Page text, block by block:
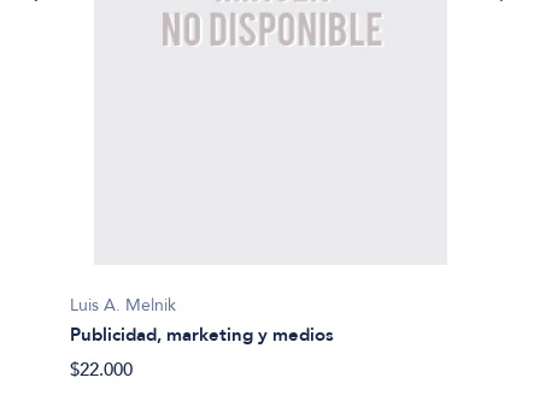
Luis A. Melnik
Publicidad, marketing y medios
$22.000